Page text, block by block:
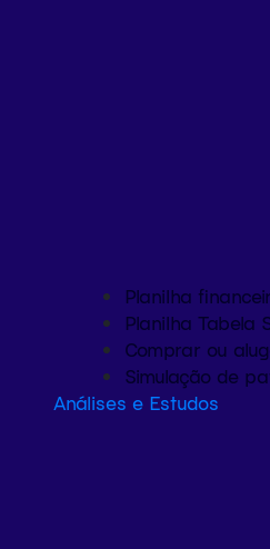
Planilha
Planilha Tabela
Comprar ou
Simulação de
Análises e Estudos